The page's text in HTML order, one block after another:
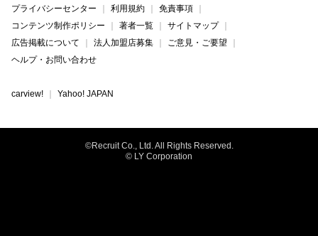
プライバシーセンター
利用規約
免責事項
コンテンツ制作ポリシー
著者一覧
サイトマップ
広告掲載について
法人加盟店募集
ご意見・ご要望
ヘルプ・お問い合わせ
carview! Yahoo! JAPAN
©Recruit Co., Ltd. All Rights Reserved.
© LY Corporation